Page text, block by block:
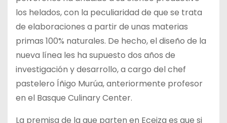
los helados, con la peculiaridad de que se trata
de elaboraciones a partir de unas materias
primas 100% naturales. De hecho, el diseño de la
nueva línea les ha supuesto dos años de
investigación y desarrollo, a cargo del chef
pastelero Íñigo Murúa, anteriormente profesor
en el Basque Culinary Center.
La premisa de la que parten en Eceiza es que si